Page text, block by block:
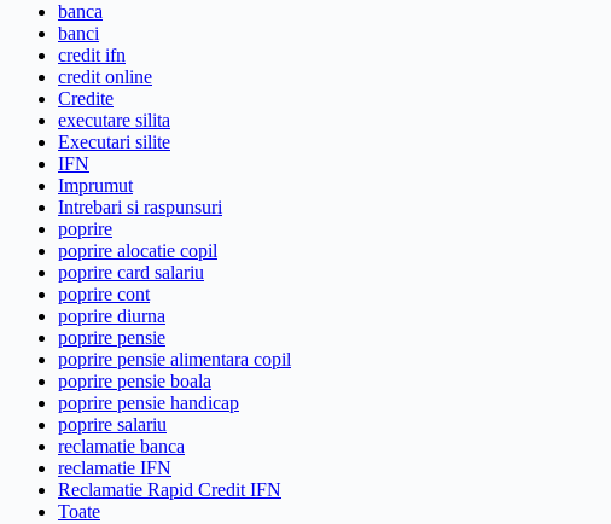
banca
banci
credit ifn
credit online
Credite
executare silita
Executari silite
IFN
Imprumut
Intrebari si raspunsuri
poprire
poprire alocatie copil
poprire card salariu
poprire cont
poprire diurna
poprire pensie
poprire pensie alimentara copil
poprire pensie boala
poprire pensie handicap
poprire salariu
reclamatie banca
reclamatie IFN
Reclamatie Rapid Credit IFN
Toate